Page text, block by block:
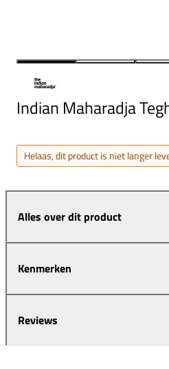
Indian Maharadja
Helaas, dit product is niet langer
Alles over dit product
Kenmerken
Reviews